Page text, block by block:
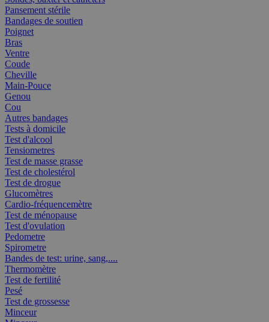
Pansement stérile
Bandages de soutien
Poignet
Bras
Ventre
Coude
Cheville
Main-Pouce
Genou
Cou
Autres bandages
Tests à domicile
Test d'alcool
Tensiometres
Test de masse grasse
Test de cholestérol
Test de drogue
Glucomètres
Cardio-fréquencemètre
Test de ménopause
Test d'ovulation
Pedometre
Spirometre
Bandes de test: urine, sang,....
Thermomètre
Test de fertilité
Pesé
Test de grossesse
Minceur